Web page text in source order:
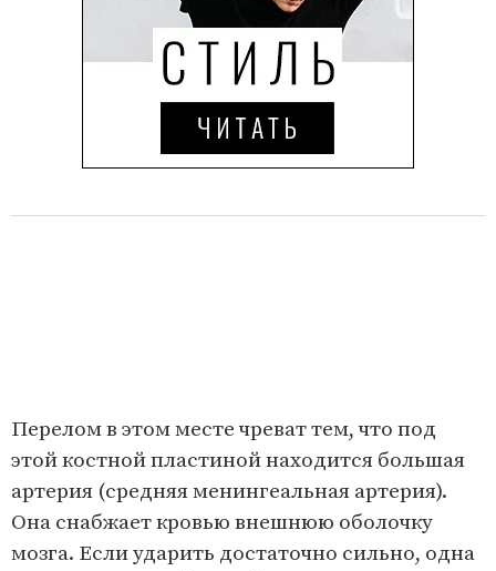
Перелом в этом месте чреват тем, что под
этой костной пластиной находится большая
артерия (средняя менингеальная артерия).
Она снабжает кровью внешнюю оболочку
мозга. Если ударить достаточно сильно, одна